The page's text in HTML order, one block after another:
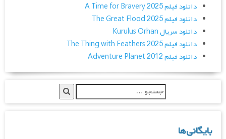
دانلود فیلم A Time for Bravery 2025
دانلود فیلم The Great Flood 2025
دانلود سریال Kurulus Orhan
دانلود فیلم The Thing with Feathers 2025
دانلود فیلم Adventure Planet 2012
بایگانی‌ها